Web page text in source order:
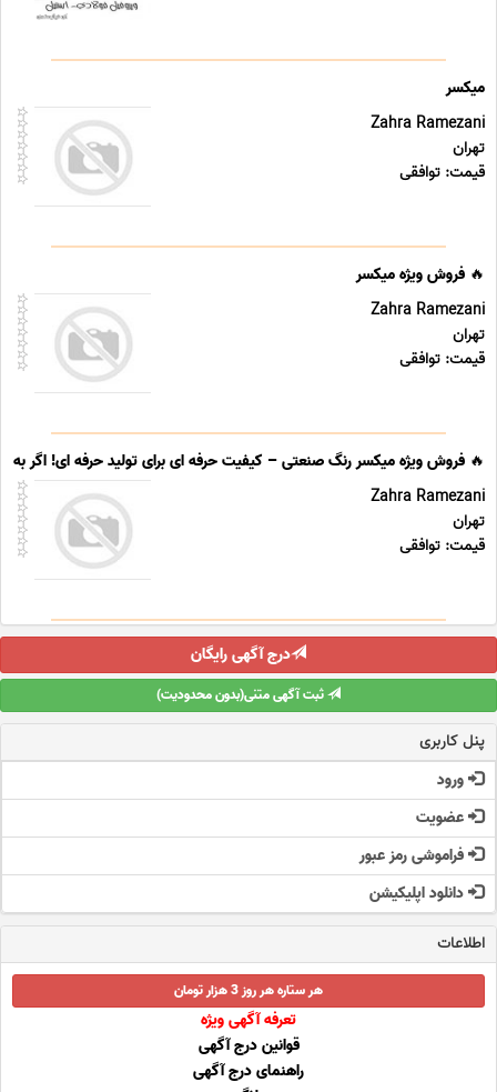
میکسر
Zahra Ramezani
تهران
قیمت: توافقی
🔥 فروش ویژه میکسر
Zahra Ramezani
تهران
قیمت: توافقی
🔥 فروش ویژه میکسر رنگ صنعتی – کیفیت حرفه ای برای تولید حرفه ای! اگر به
Zahra Ramezani
تهران
قیمت: توافقی
درج آگهی رایگان
ثبت آگهی متنی(بدون محدودیت)
پنل کاربری
ورود
عضویت
فراموشی رمز عبور
دانلود اپلیکیشن
اطلاعات
هر ستاره هر روز 3 هزار تومان
تعرفه آگهی ویژه
قوانین درج آگهی
راهنمای درج آگهی